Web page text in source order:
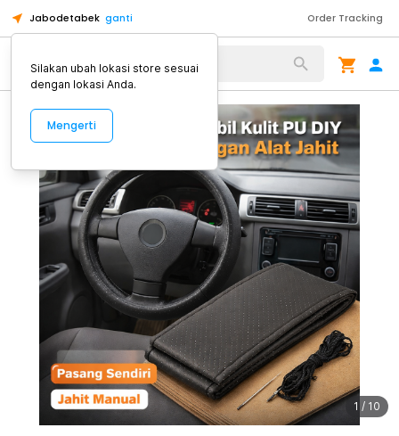
Jabodetabek ganti Order Tracking
Alat Kopi
1 / 10
Silakan ubah lokasi store sesuai
dengan lokasi Anda.
Mengerti